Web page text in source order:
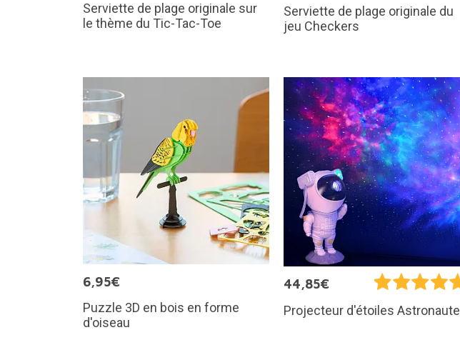
Serviette de plage originale sur
le thème du Tic-Tac-Toe
Serviette de plage originale du
jeu Checkers
6,95€
Puzzle 3D en bois en forme
d'oiseau
44,85€
Projecteur d'étoiles Astronaute